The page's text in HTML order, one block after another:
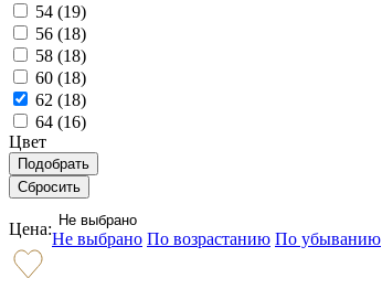
54 (19)
56 (18)
58 (18)
60 (18)
62 (18)
64 (16)
Цвет
Цена: Не выбрано
Не выбрано По возрастанию По убыванию